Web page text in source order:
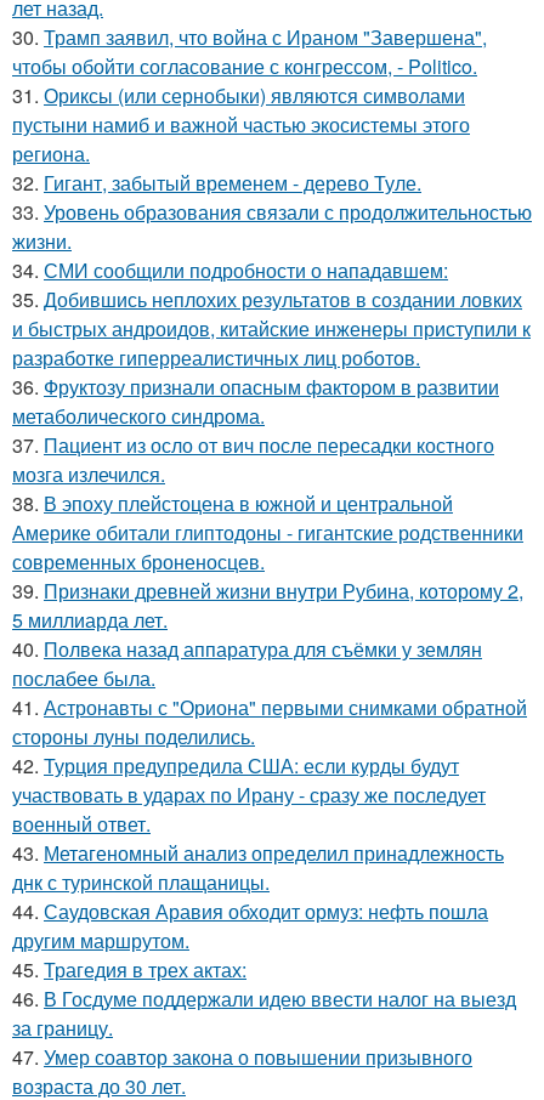
лет назад.
30. Трамп заявил, что война с Ираном "Завершена",
чтобы обойти согласование с конгрессом, - Politico.
31. Ориксы (или сернобыки) являются символами
пустыни намиб и важной частью экосистемы этого
региона.
32. Гигант, забытый временем - дерево Туле.
33. Уровень образования связали с продолжительностью
жизни.
34. СМИ сообщили подробности о нападавшем:
35. Добившись неплохих результатов в создании ловких
и быстрых андроидов, китайские инженеры приступили к
разработке гиперреалистичных лиц роботов.
36. Фруктозу признали опасным фактором в развитии
метаболического синдрома.
37. Пациент из осло от вич после пересадки костного
мозга излечился.
38. В эпоху плейстоцена в южной и центральной
Америке обитали глиптодоны - гигантские родственники
современных броненосцев.
39. Признаки древней жизни внутри Рубина, которому 2,
5 миллиарда лет.
40. Полвека назад аппаратура для съёмки у землян
послабее была.
41. Астронавты с "Ориона" первыми снимками обратной
стороны луны поделились.
42. Турция предупредила США: если курды будут
участвовать в ударах по Ирану - сразу же последует
военный ответ.
43. Метагеномный анализ определил принадлежность
днк с туринской плащаницы.
44. Саудовская Аравия обходит ормуз: нефть пошла
другим маршрутом.
45. Трагедия в трех актах:
46. В Госдуме поддержали идею ввести налог на выезд
за границу.
47. Умер соавтор закона о повышении призывного
возраста до 30 лет.